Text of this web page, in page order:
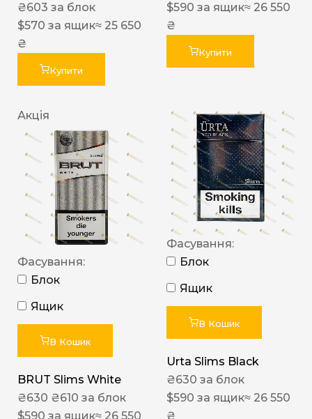
₴603 за блок
$570 за ящик≈ 25 650
₴
Купити
$590 за ящик≈ 26 550
₴
Купити
Акція
Фасування:
Блок
Ящик
В Кошик
BRUT Slims White
₴630 ₴610 за блок
$590 за ящик≈ 26 550
Фасування:
Блок
Ящик
В Кошик
Urta Slims Black
₴630 за блок
$590 за ящик≈ 26 550
₴